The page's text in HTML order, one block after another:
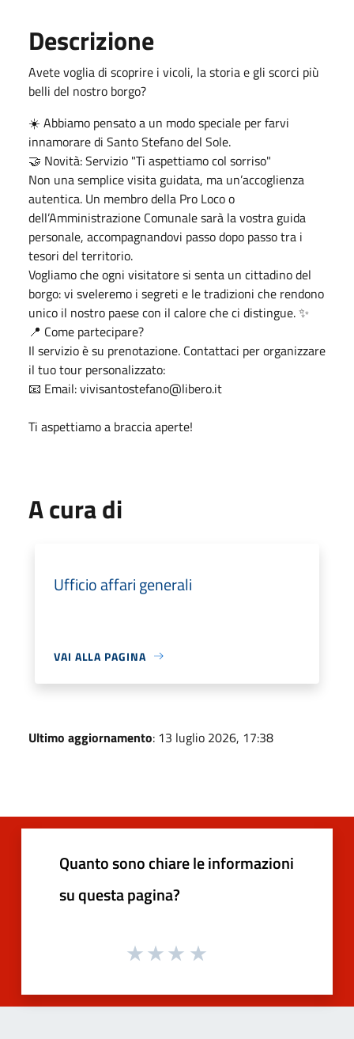
Descrizione
Avete voglia di scoprire i vicoli, la storia e gli scorci più
belli del nostro borgo?
☀️ Abbiamo pensato a un modo speciale per farvi
innamorare di Santo Stefano del Sole.
🤝 Novità: Servizio "Ti aspettiamo col sorriso"
Non una semplice visita guidata, ma un’accoglienza
autentica. Un membro della Pro Loco o
dell’Amministrazione Comunale sarà la vostra guida
personale, accompagnandovi passo dopo passo tra i
tesori del territorio.
Vogliamo che ogni visitatore si senta un cittadino del
borgo: vi sveleremo i segreti e le tradizioni che rendono
unico il nostro paese con il calore che ci distingue. ✨
📍 Come partecipare?
Il servizio è su prenotazione. Contattaci per organizzare
il tuo tour personalizzato:
📧 Email: vivisantostefano@libero.it
Ti aspettiamo a braccia aperte!
A cura di
Ufficio affari generali
VAI ALLA PAGINA
Ultimo aggiornamento: 13 luglio 2026, 17:38
Quanto sono chiare le informazioni
su questa pagina?